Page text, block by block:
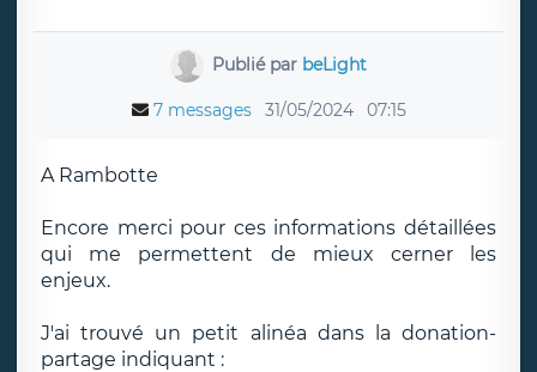
Publié par beLight
7 messages 31/05/2024 07:15
A Rambotte
Encore merci pour ces informations détaillées
qui me permettent de mieux cerner les
enjeux.
J'ai trouvé un petit alinéa dans la donation-
partage indiquant :